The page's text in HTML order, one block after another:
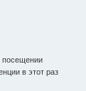
посещении
в этот раз